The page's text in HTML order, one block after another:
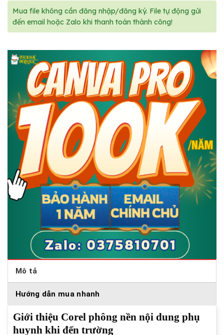
Mua file không cần đăng nhập/đăng ký. File tự động gửi
đến email hoặc Zalo khi thanh toán thành công!
Mô tả
Hướng dẫn mua nhanh
Giới thiệu Corel phông nền nội dung phụ
huynh khi đến trường